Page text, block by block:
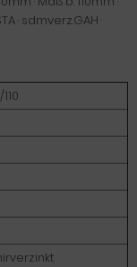
· sdmverz.GAH ·